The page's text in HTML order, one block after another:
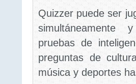
Quizzer puede ser
simultáneamente
pruebas de
preguntas de
música y deportes